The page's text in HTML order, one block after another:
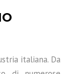
italiana. Da